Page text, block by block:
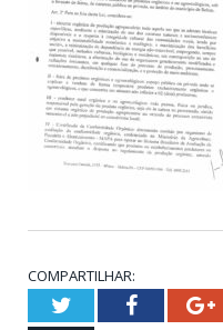
COMPARTILHAR:
TwitterFacebook